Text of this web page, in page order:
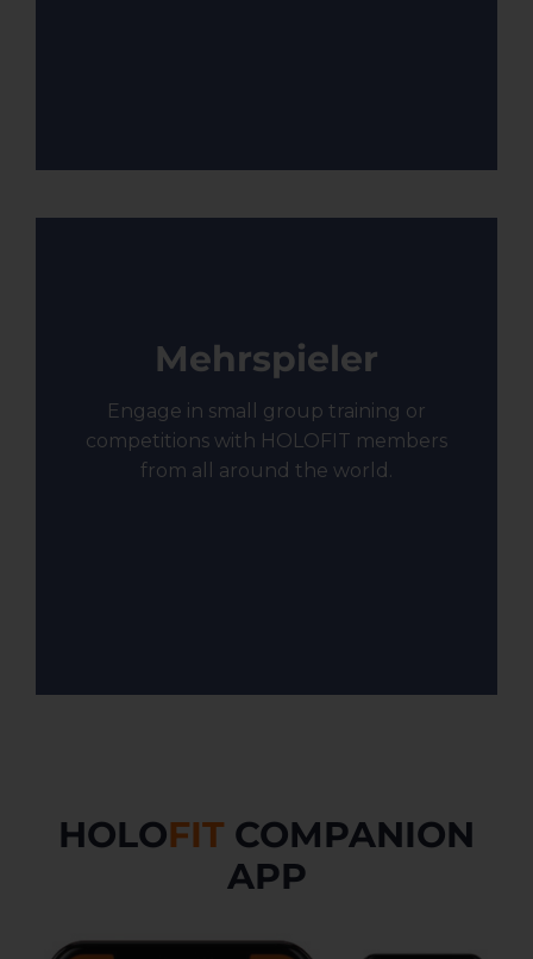
Mehrspieler
Engage in small group training or
competitions with HOLOFIT members
from all around the world.
HOLOFIT COMPANION
APP